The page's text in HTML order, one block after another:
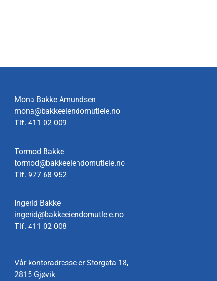
Mona Bakke Amundsen
mona@bakkeeiendomutleie.no
Tlf. 411 02 009
Tormod Bakke
tormod@bakkeeiendomutleie.no
Tlf. 977 68 952
Ingerid Bakke
ingerid@bakkeeiendomutleie.no
Tlf. 411 02 008
Vår kontoradresse er Storgata 18,
2815 Gjøvik